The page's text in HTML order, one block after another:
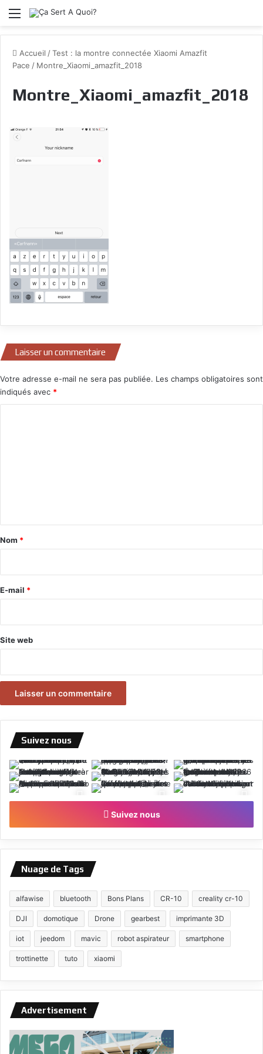
Menu
Accueil /Test : la montre connectée Xiaomi Amazfit
Pace / Montre_Xiaomi_amazfit_2018
Montre_Xiaomi_amazfit_2018
Laisser un commentaire
Votre adresse e-mail ne sera pas publiée. Les champs obligatoires sont
indiqués avec *
a
e
Nom *
E-mail *
Site web
Suivez nous
Suivez nous
Nuage de Tags
alfawise bluetooth Bons Plans CR-10 creality cr-10
DJI domotique Drone gearbest imprimante 3D
iot jeedom mavic robot aspirateur smartphone
trottinette tuto xiaomi
Advertisement